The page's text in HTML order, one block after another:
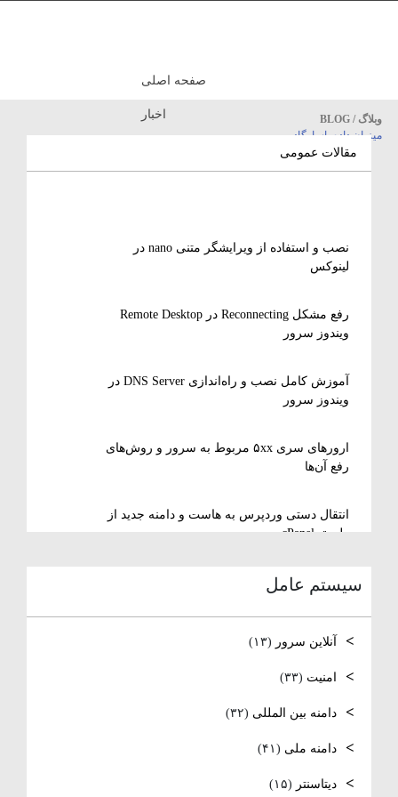
وبلاگ / BLOG
میزبان داده پاسارگاد
صفحه اصلی
اخبار
مقالات عمومی
نصب و استفاده از ویرایشگر متنی nano در
لینوکس
رفع مشکل Reconnecting در Remote Desktop
ویندوز سرور
آموزش کامل نصب و راه‌اندازی DNS Server در
ویندوز سرور
ارورهای سری ۵xx مربوط به سرور و روش‌های
رفع آن‌ها
انتقال دستی وردپرس به هاست و دامنه جدید از
طریق cPanel
سیستم عامل
آنلاین سرور (۱۳)
امنیت (۳۳)
دامنه بین المللی (۳۲)
دامنه ملی (۴۱)
دیتاسنتر (۱۵)